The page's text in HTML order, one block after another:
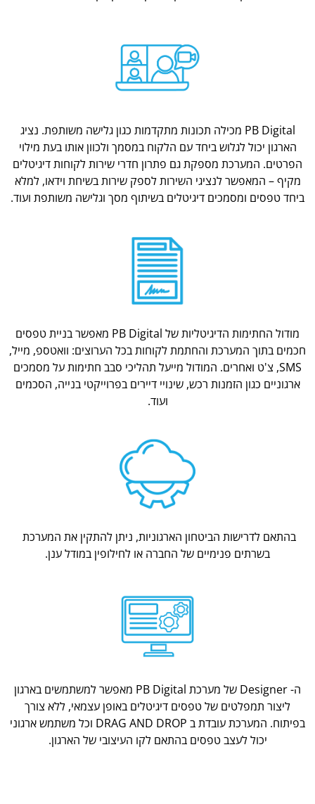
PB Digital מכילה תכונות מתקדמות כגון גלישה משותפת. נציג
הארגון יכול לגלוש ביחד עם הלקוח במסמך ולכוון אותו בעת מילוי
הפרטים. המערכת מספקת גם פתרון חדרי שירות לקוחות דיגיטלים
מקיף – המאפשר לנציגי השירות לספק שירות בשיחת וידאו, למלא
ביחד טפסים ומסמכים דיגיטלים בשיתוף מסך וגלישה משותפת ועוד.
מודול החתימות הדיגיטליות של PB Digital מאפשר בניית טפסים
חכמים בתוך המערכת והחתמת לקוחות בכל הערוצים: וואטספ, מייל,
SMS, צ'ט ואחרים. המודול מייעל תהליכי סבב חתימות על מסמכים
ארגוניים כגון הזמנות רכש, שינויי דיירים בפרוייקטי בנייה, הסכמים
ועוד.
בהתאם לדרישות הביטחון הארגוניות, ניתן להתקין את המערכת
בשרתים פנימיים של החברה או לחילופין במודל ענן.
ה- Designer של מערכת PB Digital מאפשר למשתמשים בארגון
ליצור תמפלטים של טפסים דיגיטלים באופן עצמאי, ללא צורך
בפיתוח. המערכת עובדת ב DRAG AND DROP וכל משתמש ארגוני
יכול לעצב טפסים בהתאם לקו העיצובי של הארגון.